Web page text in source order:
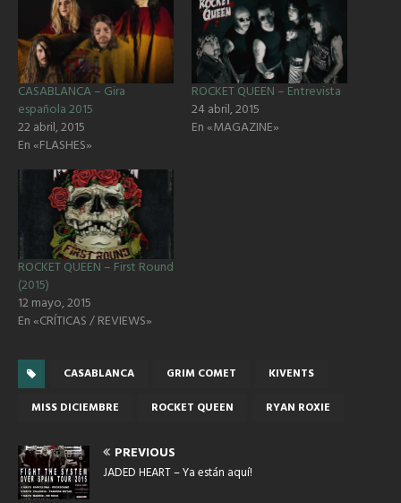
CASABLANCA – Gira
española 2015
22 abril, 2015
En «FLASHES»
ROCKET QUEEN – Entrevista
24 abril, 2015
En «MAGAZINE»
ROCKET QUEEN – First Round
(2015)
12 mayo, 2015
En «CRÍTICAS / REVIEWS»
CASABLANCA GRIM COMET
KIVENTS
MISS DICIEMBRE
ROCKET QUEEN RYAN ROXIE
PREVIOUS
JADED HEART – Ya están aquí!